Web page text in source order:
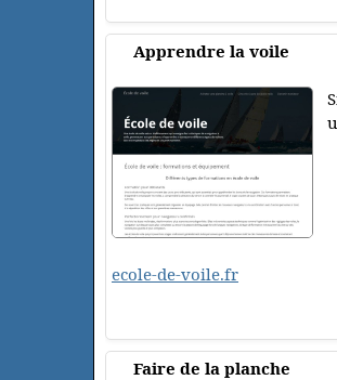
Apprendre la voile
ecole-de-voile.fr
Faire de la planche